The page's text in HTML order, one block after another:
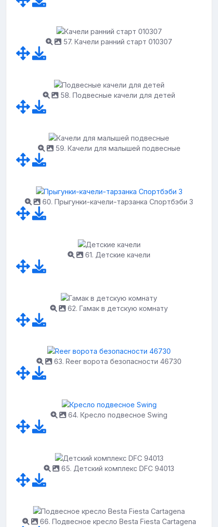
57. Качели ранний старт 010307
58. Подвесные качели для детей
59. Качели для малышей подвесные
60. Прыгунки-качели-тарзанка Спортбэби 3
61. Детские качели
62. Гамак в детскую комнату
63. Reer ворота безопасности 46730
64. Кресло подвесное Swing
65. Детский комплекс DFC 94013
66. Подвесное кресло Besta Fiesta Cartagena